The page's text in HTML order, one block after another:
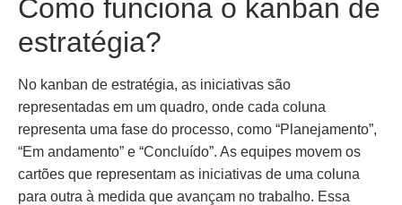
Como funciona o kanban de
estratégia?
No kanban de estratégia, as iniciativas são
representadas em um quadro, onde cada coluna
representa uma fase do processo, como “Planejamento”,
“Em andamento” e “Concluído”. As equipes movem os
cartões que representam as iniciativas de uma coluna
para outra à medida que avançam no trabalho. Essa